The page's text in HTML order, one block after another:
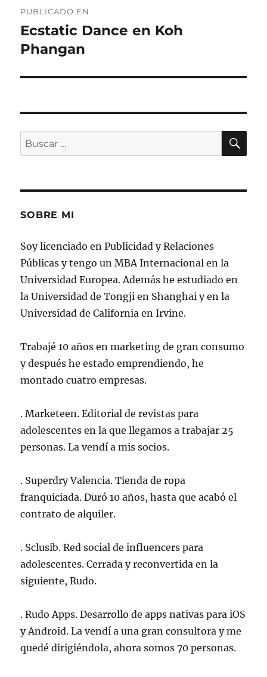
de
entradas
PUBLICADO EN
Ecstatic Dance en Koh
Phangan
Buscar
por:
SOBRE MI
Soy licenciado en Publicidad y Relaciones
Públicas y tengo un MBA Internacional en la
Universidad Europea. Además he estudiado en
la Universidad de Tongji en Shanghai y en la
Universidad de California en Irvine.
Trabajé 10 años en marketing de gran consumo
y después he estado emprendiendo, he
montado cuatro empresas.
. Marketeen. Editorial de revistas para
adolescentes en la que llegamos a trabajar 25
personas. La vendí a mis socios.
. Superdry Valencia. Tienda de ropa
franquiciada. Duró 10 años, hasta que acabó el
contrato de alquiler.
. Sclusib. Red social de influencers para
adolescentes. Cerrada y reconvertida en la
siguiente, Rudo.
. Rudo Apps. Desarrollo de apps nativas para iOS
y Android. La vendí a una gran consultora y me
quedé dirigiéndola, ahora somos 70 personas.